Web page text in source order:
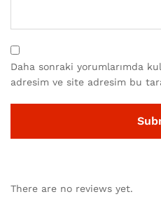
Daha sonraki yorumlarımda
adresim ve site adresim bu
There are no reviews yet.